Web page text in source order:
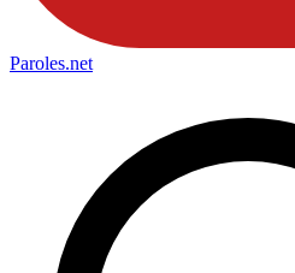
Paroles.net